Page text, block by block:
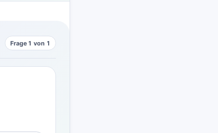
Frage 1 von 1